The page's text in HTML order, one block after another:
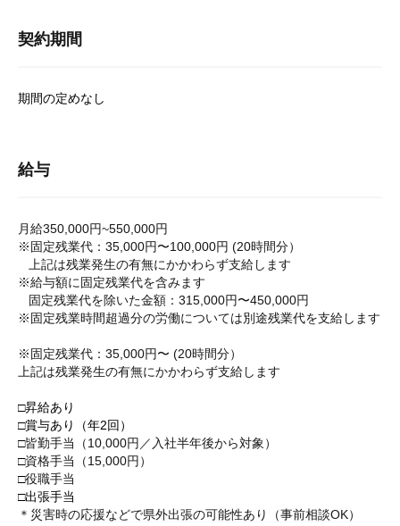
契約期間
期間の定めなし
給与
月給350,000円~550,000円
※固定残業代：35,000円〜100,000円 (20時間分）
上記は残業発生の有無にかかわらず支給します
※給与額に固定残業代を含みます
固定残業代を除いた金額：315,000円〜450,000円
※固定残業時間超過分の労働については別途残業代を支給します
※固定残業代：35,000円〜 (20時間分）
上記は残業発生の有無にかかわらず支給します
□昇給あり
□賞与あり（年2回）
□皆勤手当（10,000円／入社半年後から対象）
□資格手当（15,000円）
□役職手当
□出張手当
＊災害時の応援などで県外出張の可能性あり（事前相談OK）